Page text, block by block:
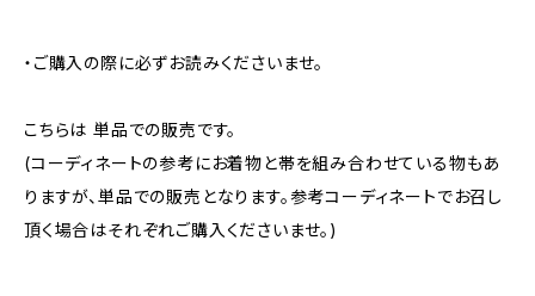
・ご購入の際に必ずお読みくださいませ。
こちらは 単品での販売です。
(コーディネートの参考にお着物と帯を組み合わせている物もあ
りますが、単品での販売となります。参考コーディネートでお召し
頂く場合はそれぞれご購入くださいませ。)